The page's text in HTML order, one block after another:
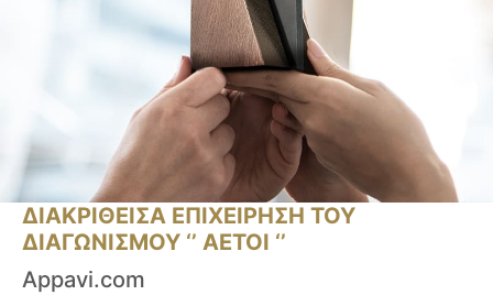
ΔΙΑΚΡΙΘΕΙΣΑ ΕΠΙΧΕΙΡΗΣΗ ΤΟΥ
ΔΙΑΓΩΝΙΣΜΟΥ ‘’ ΑΕΤΟΙ ‘’
Appavi.com